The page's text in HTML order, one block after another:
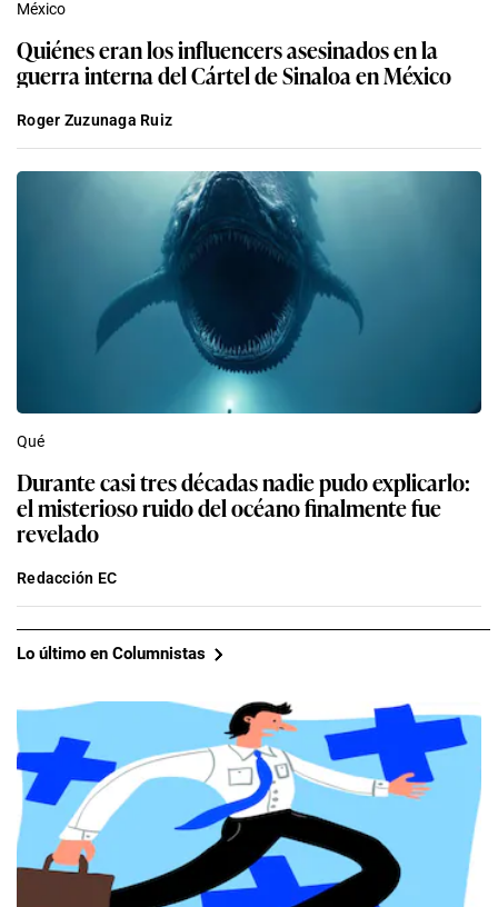
México
Quiénes eran los influencers asesinados en la
guerra interna del Cártel de Sinaloa en México
Roger Zuzunaga Ruiz
Qué
Durante casi tres décadas nadie pudo explicarlo:
el misterioso ruido del océano finalmente fue
revelado
Redacción EC
Lo último en Columnistas